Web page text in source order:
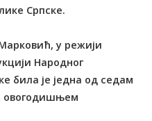
Српске.
у режији
Народног
била је једна од седам
овогодишњем